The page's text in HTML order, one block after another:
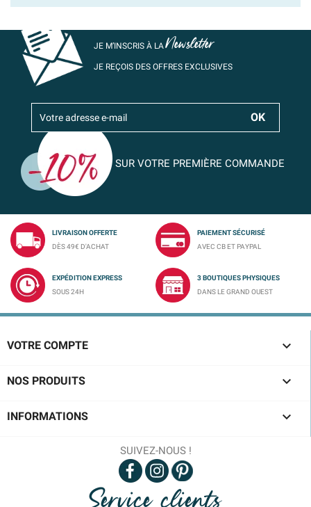
JE M’INSCRIS À LANewsletter
JE REÇOIS DES OFFRES EXCLUSIVES
SUR VOTRE PREMIÈRE COMMANDE
LIVRAISON OFFERTE
DÈS 49€ D'ACHAT
PAIEMENT SÉCURISÉ
AVEC CB ET PAYPAL
EXPÉDITION EXPRESS
SOUS 24H
3 BOUTIQUES PHYSIQUES
DANS LE GRAND OUEST
VOTRE COMPTE 
NOS PRODUITS 
INFORMATIONS 
SUIVEZ-NOUS !